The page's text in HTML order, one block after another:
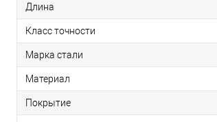
Длина
Класс точности
Марка стали
Материал
Покрытие